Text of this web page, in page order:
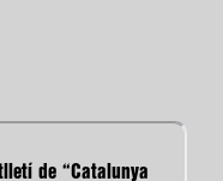
de “Catalunya